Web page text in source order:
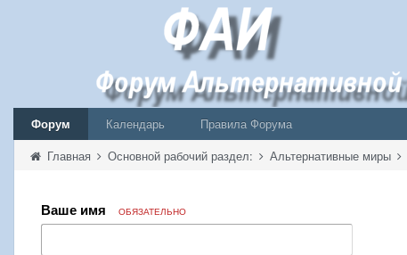
Форум Календарь
Правила Форума
Главная Основной рабочий раздел: Альтернативные миры
Ваше имя ОБЯЗАТЕЛЬНО